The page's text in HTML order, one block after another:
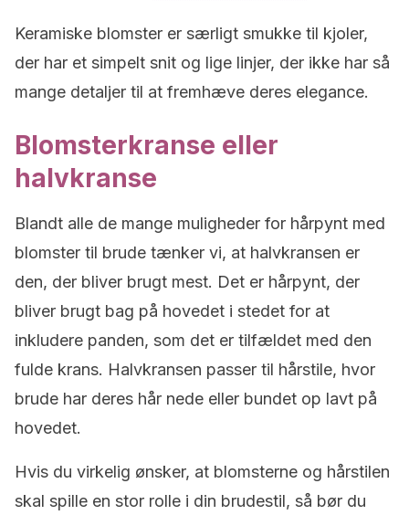
Keramiske blomster er særligt smukke til kjoler,
der har et simpelt snit og lige linjer, der ikke har så
mange detaljer til at fremhæve deres elegance.
Blomsterkranse eller
halvkranse
Blandt alle de mange muligheder for hårpynt med
blomster til brude tænker vi, at halvkransen er
den, der bliver brugt mest. Det er hårpynt, der
bliver brugt bag på hovedet i stedet for at
inkludere panden, som det er tilfældet med den
fulde krans. Halvkransen passer til hårstile, hvor
brude har deres hår nede eller bundet op lavt på
hovedet.
Hvis du virkelig ønsker, at blomsterne og hårstilen
skal spille en stor rolle i din brudestil, så bør du